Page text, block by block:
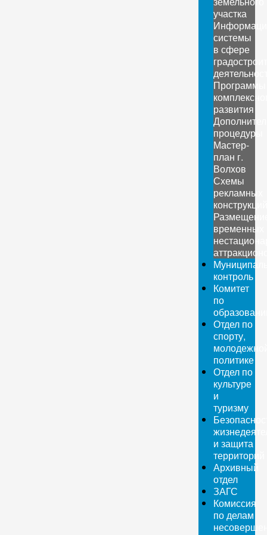
участка
системы
в сфере
Программы
развития
процедуры
Мастер-
план г.
Волхов
Схемы
рекламных
конструкций
временных
контроль
Комитет
по
Отдел по
спорту,
политике
Отдел по
культуре
и
туризму
и защита
территорий
Архивный
отдел
ЗАГС
Комиссия
по делам